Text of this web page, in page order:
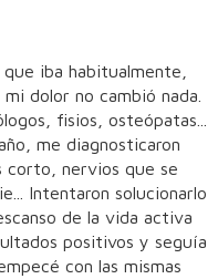
iba habitualmente,
dolor no cambió nada.
fisios, osteópatas...
me diagnosticaron
corto, nervios que se
Intentaron solucionarlo
de la vida activa
positivos y seguía
con las mismas